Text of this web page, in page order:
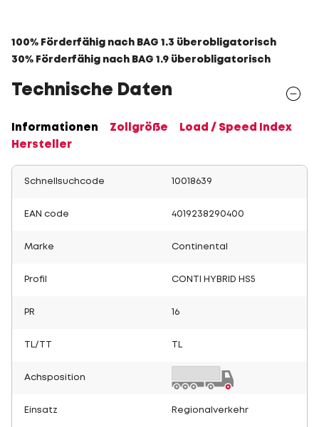
100% Förderfähig nach BAG 1.3 überobligatorisch
30% Förderfähig nach BAG 1.9 überobligatorisch
Technische Daten
Informationen Zollgröße
Load / Speed Index
Hersteller
Schnellsuchcode 10018639
EAN code 4019238290400
Marke Continental
Profil CONTI HYBRID HS5
PR 16
TL/TT
Achsposition
Einsatz Regionalverkehr